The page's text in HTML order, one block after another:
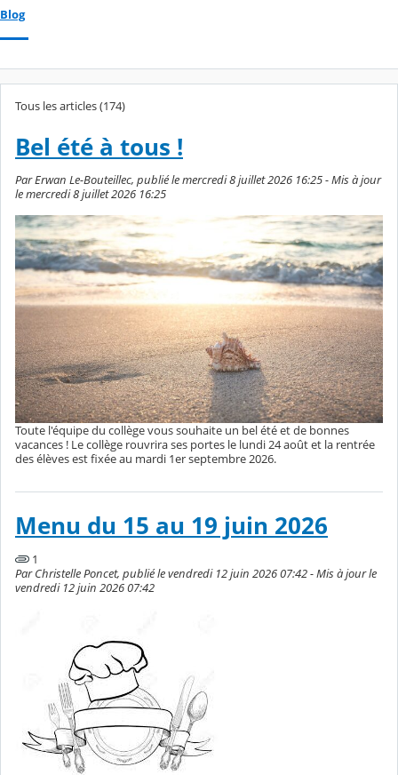
Blog
Tous les articles (174)
Bel été à tous !
Par Erwan Le-Bouteillec, publié le mercredi 8 juillet 2026 16:25 - Mis à jour
le mercredi 8 juillet 2026 16:25
Toute l'équipe du collège vous souhaite un bel été et de bonnes
vacances ! Le collège rouvrira ses portes le lundi 24 août et la rentrée
des élèves est fixée au mardi 1er septembre 2026.
Menu du 15 au 19 juin 2026
1
Par Christelle Poncet, publié le vendredi 12 juin 2026 07:42 - Mis à jour le
vendredi 12 juin 2026 07:42